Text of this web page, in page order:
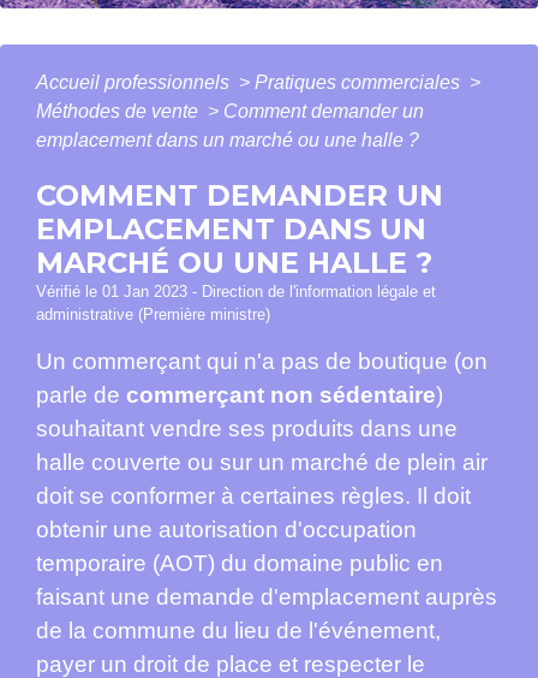
Accueil professionnels > Pratiques commerciales >
Méthodes de vente > Comment demander un
emplacement dans un marché ou une halle ?
COMMENT DEMANDER UN
EMPLACEMENT DANS UN
MARCHÉ OU UNE HALLE ?
Vérifié le 01 Jan 2023 - Direction de l'information légale et
administrative (Première ministre)
Un commerçant qui n'a pas de boutique (on
parle de commerçant non sédentaire)
souhaitant vendre ses produits dans une
halle couverte ou sur un marché de plein air
doit se conformer à certaines règles. Il doit
obtenir une autorisation d'occupation
temporaire (AOT) du domaine public en
faisant une demande d'emplacement auprès
de la commune du lieu de l'événement,
payer un droit de place et respecter le